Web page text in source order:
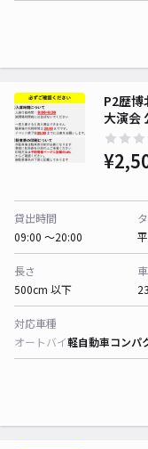
P2歴博
大演会
貸出時間
09:00 〜20:00
長さ
500cm 以下
対応車種
オートバイ軽自動車コンパ